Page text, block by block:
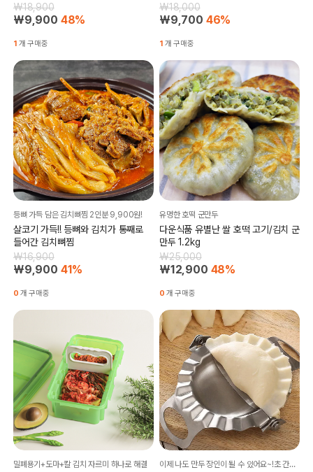
₩18,900
₩9,900 48%
1 개 구매중
₩18,000
₩9,700 46%
1 개 구매중
등뼈 가득 담은 김치뼈찜 2인분 9,900원!
살코기 가득!! 등뼈와 김치가 통째로
들어간 김치뼈찜
₩16,900
₩9,900 41%
0 개 구매중
유명한 호떡 군만두
다운식품 유별난 쌀 호떡 고기/김치 군
만두 1.2kg
₩25,000
₩12,900 48%
0 개 구매중
밀폐용기+도마+칼 김치 자르미 하나로 해결 이제 나도 만두 장인이 될 수 있어요~!초 간단하게 만드는 만두